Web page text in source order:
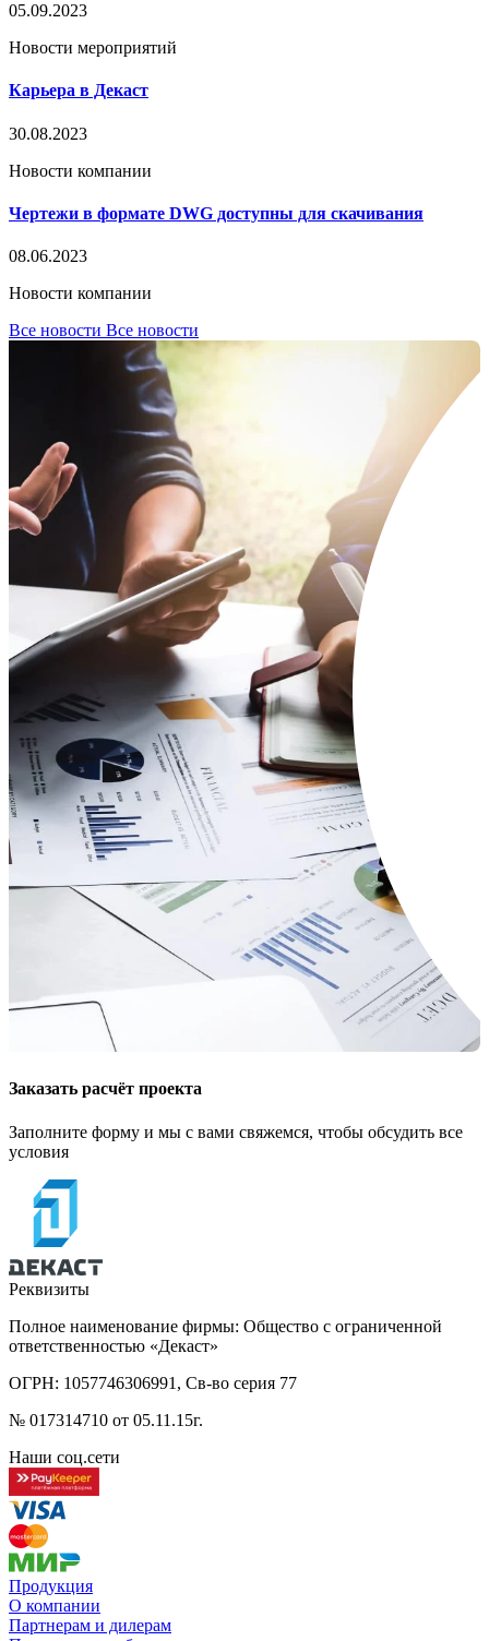
05.09.2023
Новости мероприятий
Карьера в Декаст
30.08.2023
Новости компании
Чертежи в формате DWG доступны для скачивания
08.06.2023
Новости компании
Все новости Все новости
Заказать расчёт проекта
Заполните форму и мы с вами свяжемся, чтобы обсудить все
условия
Реквизиты
Полное наименование фирмы: Общество с ограниченной
ответственностью «Декаст»
ОГРН: 1057746306991, Св-во серия 77
№ 017314710 от 05.11.15г.
Наши соц.сети
Продукция
О компании
Партнерам и дилерам